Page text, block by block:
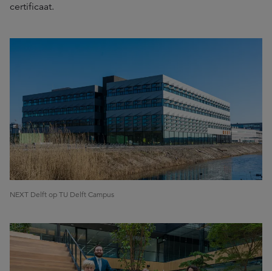
certificaat.
NEXT Delft op TU Delft Campus